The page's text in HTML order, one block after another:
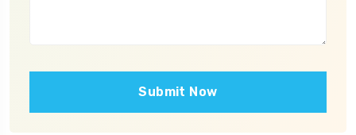
Submit Now